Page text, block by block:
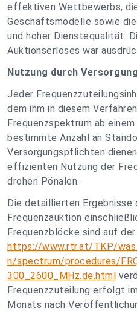
effektiven Wettbewerbs,
Geschäftsmodelle sowie
und hoher Dienstequalität.
Auktionserlöses war
Nutzung durch
Jeder
dem ihm in diesem
Frequenzspektrum ab
bestimmte Anzahl an
Versorgungspflichten
effizienten Nutzung der
drohen Pönalen.
Die detaillierten Ergebnisse
Frequenzauktion
Frequenzblöcke sind auf
https://www.rtr.at/TKP/
n/spectrum/procedures/
300_2600_MHz.de.html
Frequenzzuteilung erfolgt
Monats nach